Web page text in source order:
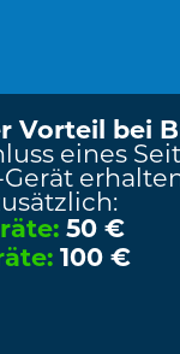
Vorteil bei
eines
50 €
100 €